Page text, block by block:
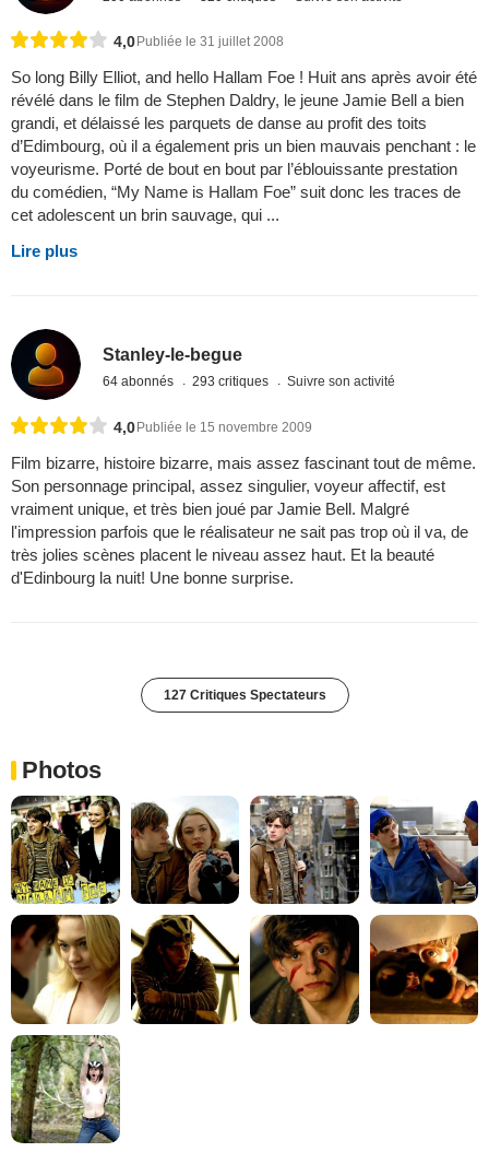
4,0 Publiée le 31 juillet 2008
So long Billy Elliot, and hello Hallam Foe ! Huit ans après avoir été
révélé dans le film de Stephen Daldry, le jeune Jamie Bell a bien
grandi, et délaissé les parquets de danse au profit des toits
d’Edimbourg, où il a également pris un bien mauvais penchant : le
voyeurisme. Porté de bout en bout par l’éblouissante prestation
du comédien, “My Name is Hallam Foe” suit donc les traces de
cet adolescent un brin sauvage, qui ...
Lire plus
Stanley-le-begue
64 abonnés 293 critiques Suivre son activité
4,0Publiée le 15 novembre 2009
Film bizarre, histoire bizarre, mais assez fascinant tout de même.
Son personnage principal, assez singulier, voyeur affectif, est
vraiment unique, et très bien joué par Jamie Bell. Malgré
l'impression parfois que le réalisateur ne sait pas trop où il va, de
très jolies scènes placent le niveau assez haut. Et la beauté
d'Edinbourg la nuit! Une bonne surprise.
127 Critiques Spectateurs
Photos